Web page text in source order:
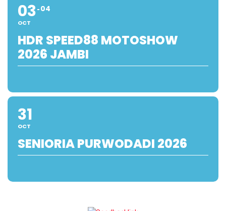
03
OCT
04
HDR SPEED88 MOTOSHOW
2026 JAMBI
31
OCT
SENIORIA PURWODADI 2026